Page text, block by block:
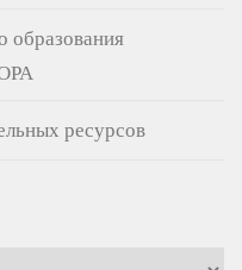
образования
ресурсов